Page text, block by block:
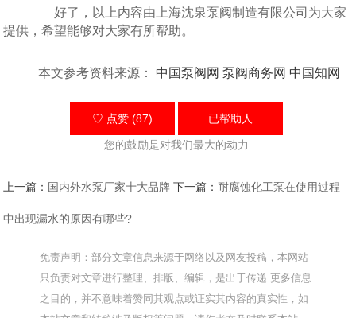
好了，以上内容由上海沈泉泵阀制造有限公司为大家
提供，希望能够对大家有所帮助。
本文参考资料来源： 中国泵阀网 泵阀商务网 中国知网
♡ 点赞 (87) 已帮助 人
您的鼓励是对我们最大的动力
上一篇： 国内外水泵厂家十大品牌 下一篇： 耐腐蚀化工泵在使用过程
中出现漏水的原因有哪些?
免责声明：部分文章信息来源于网络以及网友投稿，本网站
只负责对文章进行整理、排版、编辑，是出于传递 更多信息
之目的，并不意味着赞同其观点或证实其内容的真实性，如